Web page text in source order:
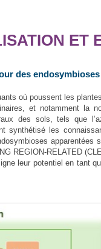
ET
des
où poussent les
et notamment la
des sols, tels que
synthétisé les
REGION-RELATED
leur potentiel en tant